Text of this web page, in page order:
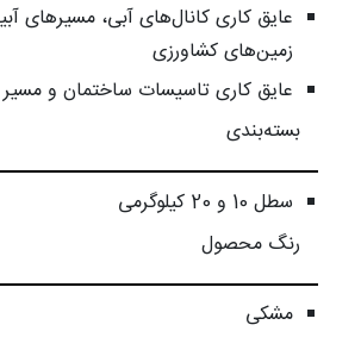
عایق کاری کانال‌های آبی، مسیرهای
زمین‌های کشاورزی
عایق کاری تاسیسات ساختمان و مسیر
بسته‌بندی
سطل 10 و 20 کیلوگرمی
رنگ محصول
مشکی